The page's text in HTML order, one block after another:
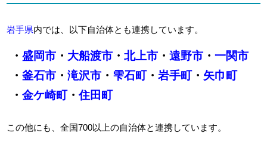
岩手県内では、以下自治体とも連携しています。
・ 盛岡市・ 大船渡市・ 北上市・ 遠野市・ 一関市
・ 釜石市・ 滝沢市・ 雫石町・ 岩手町・ 矢巾町
・ 金ケ崎町・ 住田町
この他にも、全国700以上の自治体と連携しています。